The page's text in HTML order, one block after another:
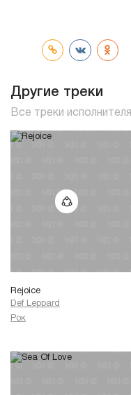
Другие треки
Все треки исполнителя
Rejoice
Def Leppard
Рок